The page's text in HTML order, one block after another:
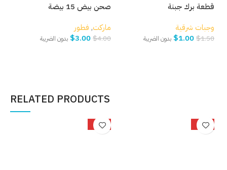
قطعة برك جبنة
وجبات شرقية
$1.50
$1.00 بدون الضريبة
صحن بيض 15 بيضة
ماركت, فطور
$4.00
$3.00 بدون الضريبة
RELATED PRODUCTS
-30%
-15%